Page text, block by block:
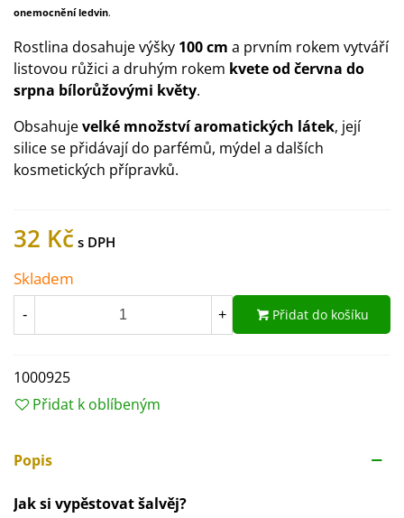
onemocnění ledvin.
Rostlina dosahuje výšky 100 cm a prvním rokem vytváří
listovou růžici a druhým rokem kvete od června do
srpna bílorůžovými květy.
Obsahujevelké množství aromatických látek, její
silice se přidávají do parfémů, mýdel a dalších
kosmetických přípravků.
32 Kč
Skladem
- + Přidat do košíku
1000925
Přidat k oblíbeným
Popis
Jak si vypěstovat šalvěj?